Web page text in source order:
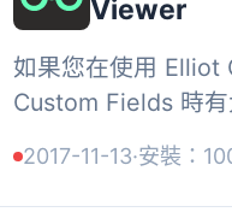
Viewer
如果您在使用
Custom Fields 時
print_r。有時您只需
2017-11-13·安裝：